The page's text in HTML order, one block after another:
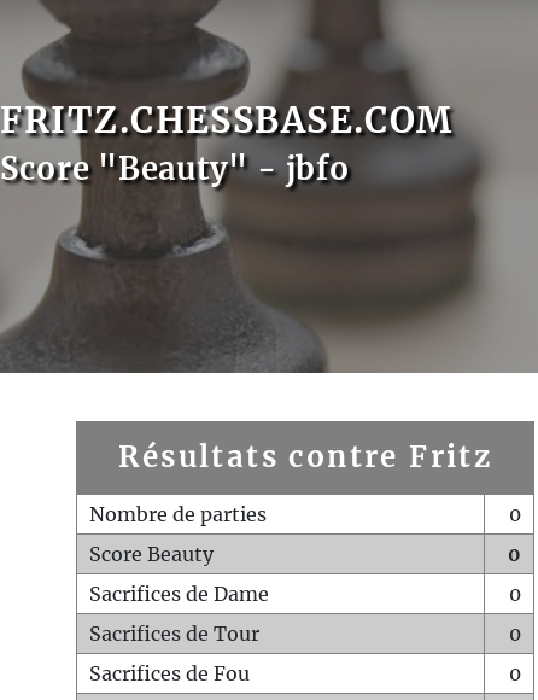
FRITZ.CHESSBASE.COM
Score "Beauty" - jbfo
Résultats contre Fritz
Nombre de parties
0
Score Beauty
0
Sacrifices de Dame
0
Sacrifices de Tour
0
Sacrifices de Fou
0